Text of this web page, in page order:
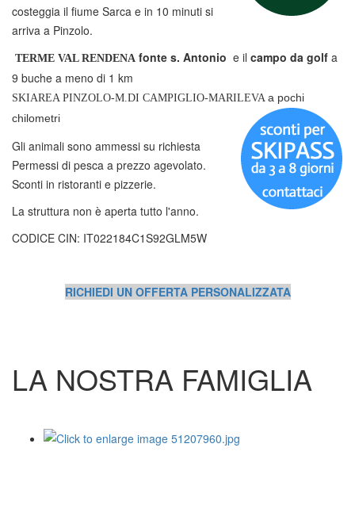
costeggia il fiume Sarca e in 10 minuti si
arriva a Pinzolo.
TERME VAL RENDENA fonte s. Antonio e il campo da golf a
9 buche a meno di 1 km
SKIAREA PINZOLO-M.DI CAMPIGLIO-MARILEVA a pochi
chilometri
Gli animali sono ammessi su richiesta
Permessi di pesca a prezzo agevolato.
Sconti in ristoranti e pizzerie.
La struttura non è aperta tutto l'anno.
CODICE CIN: IT022184C1S92GLM5W
RICHIEDI UN OFFERTA PERSONALIZZATA
LA NOSTRA FAMIGLIA